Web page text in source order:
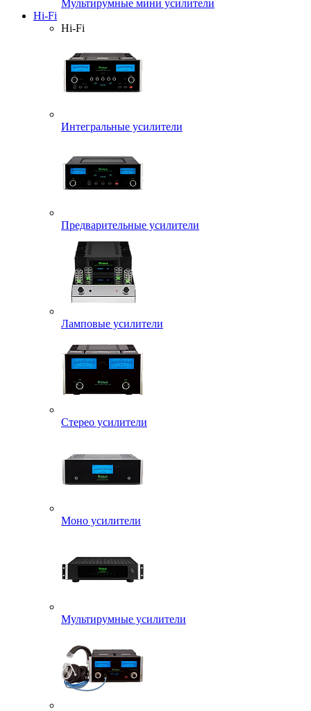
Мультирумные мини усилители
Hi-Fi
Hi-Fi
Интегральные усилители
Предварительные усилители
Ламповые усилители
Стерео усилители
Моно усилители
Мультирумные усилители